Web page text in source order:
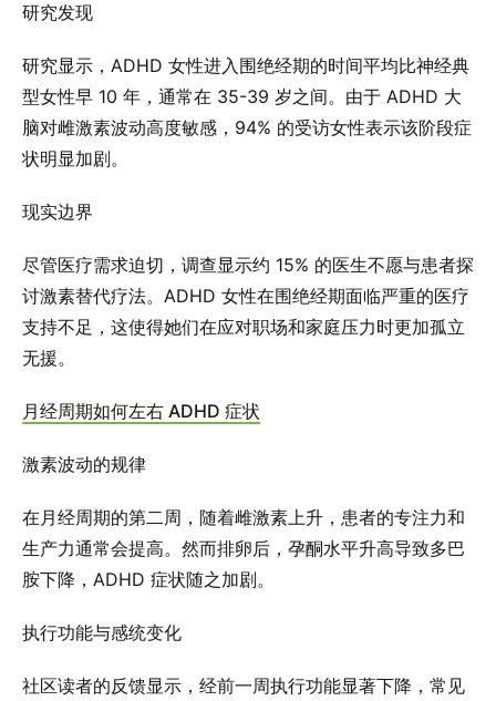
研究发现
研究显示，ADHD 女性进入围绝经期的时间平均比神经典
型女性早 10 年，通常在 35-39 岁之间。由于 ADHD 大
脑对雌激素波动高度敏感，94% 的受访女性表示该阶段症
状明显加剧。
现实边界
尽管医疗需求迫切，调查显示约 15% 的医生不愿与患者探
讨激素替代疗法。ADHD 女性在围绝经期面临严重的医疗
支持不足，这使得她们在应对职场和家庭压力时更加孤立
无援。
月经周期如何左右 ADHD 症状
激素波动的规律
在月经周期的第二周，随着雌激素上升，患者的专注力和
生产力通常会提高。然而排卵后，孕酮水平升高导致多巴
胺下降，ADHD 症状随之加剧。
执行功能与感统变化
社区读者的反馈显示，经前一周执行功能显著下降，常见